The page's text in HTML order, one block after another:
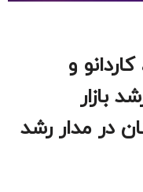
کاردانو و
بازار
در مدار رشد